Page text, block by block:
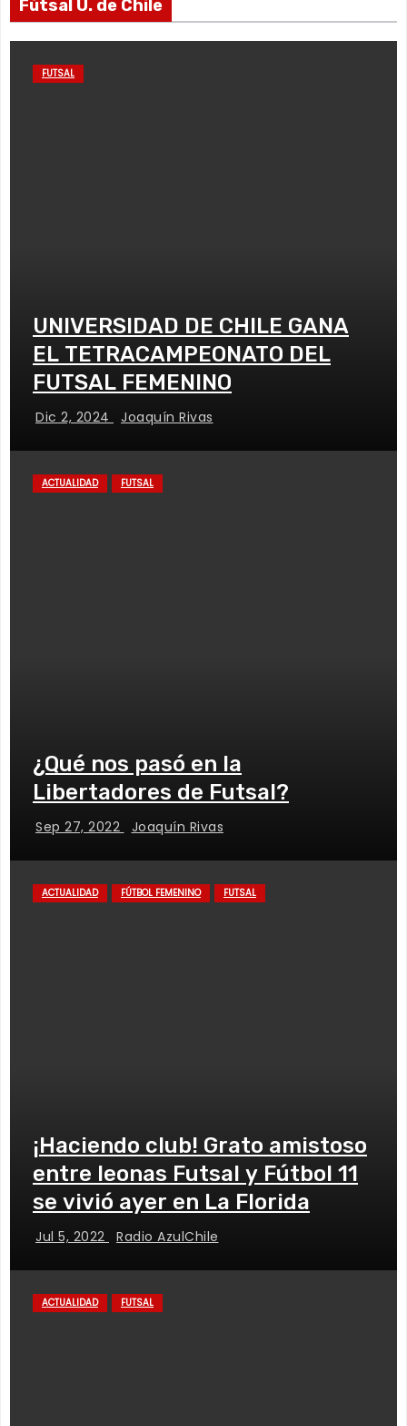
Fútsal U. de Chile
FUTSAL
UNIVERSIDAD DE CHILE GANA
EL TETRACAMPEONATO DEL
FUTSAL FEMENINO
Dic 2, 2024 Joaquín Rivas
ACTUALIDAD FUTSAL
¿Qué nos pasó en la
Libertadores de Futsal?
Sep 27, 2022 Joaquín Rivas
ACTUALIDAD FÚTBOL FEMENINO FUTSAL
¡Haciendo club! Grato amistoso
entre leonas Futsal y Fútbol 11
se vivió ayer en La Florida
Jul 5, 2022 Radio AzulChile
ACTUALIDAD FUTSAL